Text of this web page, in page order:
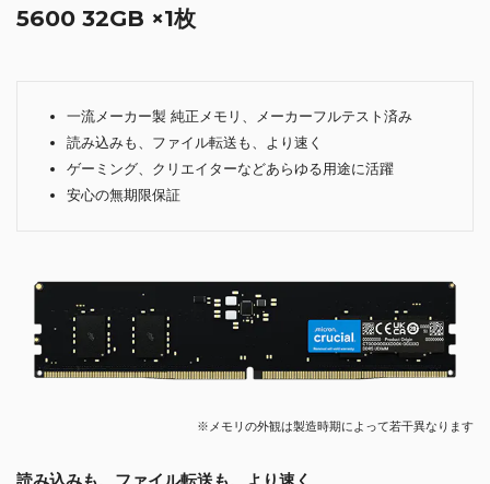
5600 32GB ×1枚
一流メーカー製 純正メモリ、メーカーフルテスト済み
読み込みも、ファイル転送も、より速く
ゲーミング、クリエイターなどあらゆる用途に活躍
安心の無期限保証
※メモリの外観は製造時期によって若干異なります